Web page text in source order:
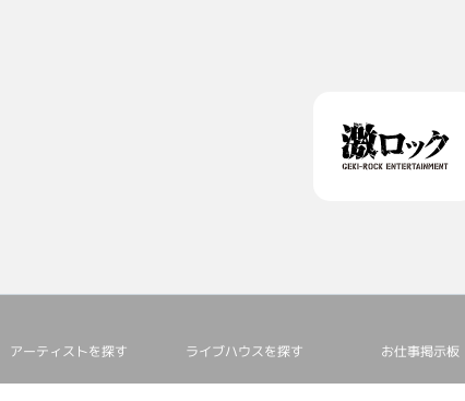
アーティストを探す ライブハウスを探す お仕事掲⽰板